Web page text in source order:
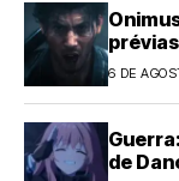
6 DE
de